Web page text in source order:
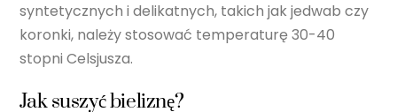
syntetycznych i delikatnych, takich jak jedwab czy
koronki, należy stosować temperaturę 30-40
stopni Celsjusza.
Jak suszyć bieliznę?